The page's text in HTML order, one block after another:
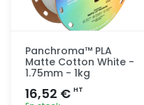
Panchroma™ PLA
Matte Cotton White -
1.75mm - 1kg
16,52 € HT